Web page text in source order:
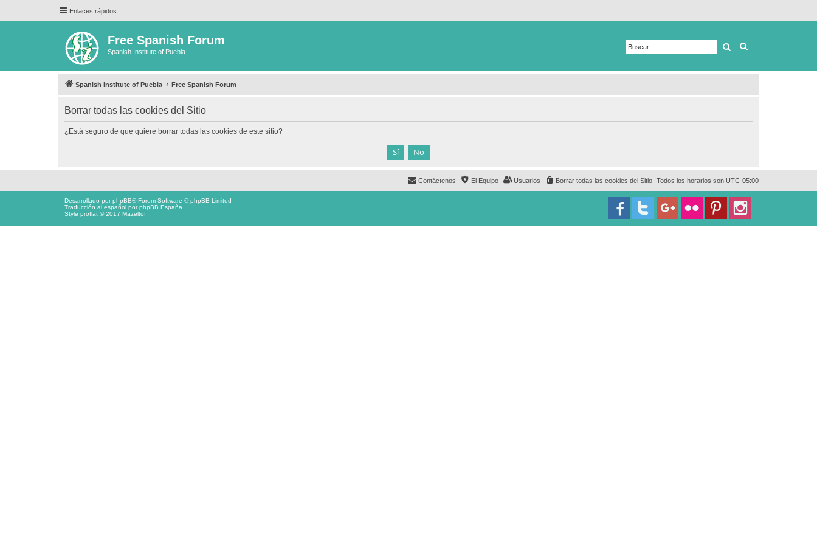
Enlaces rápidos
Free Spanish Forum
Spanish Institute of Puebla Buscar
Spanish Institute of Puebla Free Spanish Forum
Borrar todas las cookies del Sitio
¿Está seguro de que quiere borrar todas las cookies de este sitio?
Todos los horarios son UTC-05:00
Borrar todas las cookies del Sitio
Usuarios
El Equipo
Contáctenos
Desarrollado porphpBB® Forum Software © phpBB Limited
Traducción al español porphpBB España
Style proflat © 2017 Mazeltof